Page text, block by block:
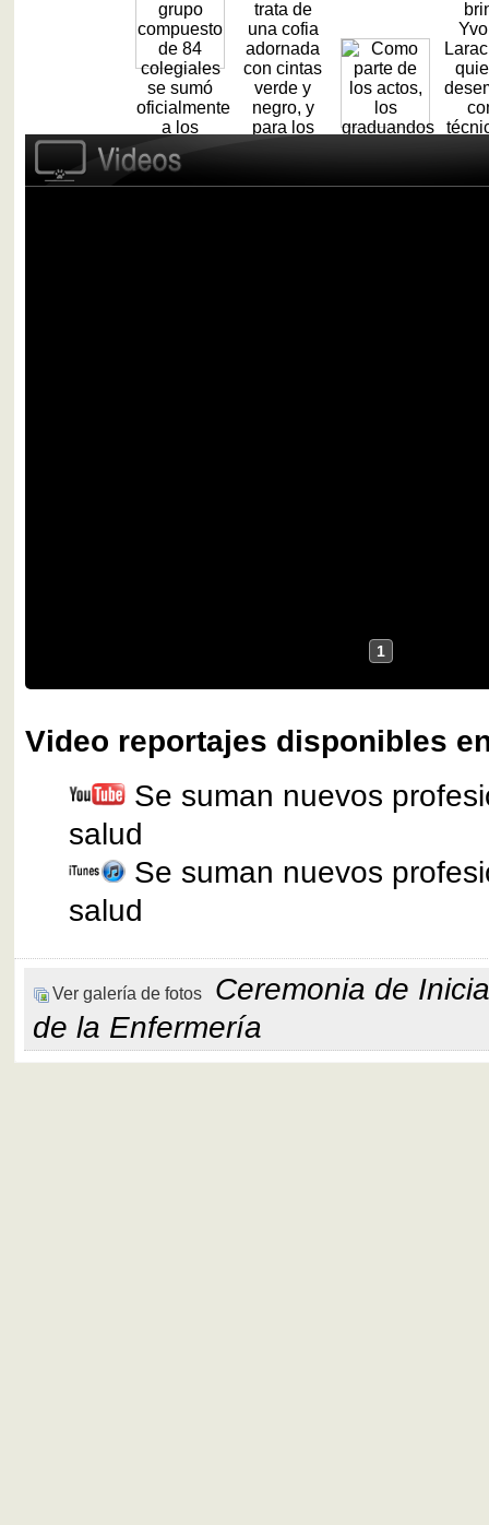
1
Video reportajes disponibles
Se suman nuevos
salud
Se suman nuevos
salud
Ver galería de fotos
Ceremonia de
de la Enfermería